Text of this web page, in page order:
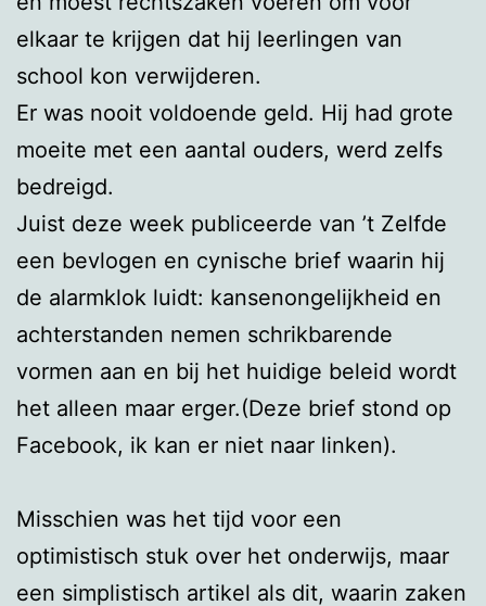
elkaar te krijgen dat hij leerlingen van
school kon verwijderen.
Er was nooit voldoende geld. Hij had grote
moeite met een aantal ouders, werd zelfs
bedreigd.
Juist deze week publiceerde van ’t Zelfde
een bevlogen en cynische brief waarin hij
de alarmklok luidt: kansenongelijkheid en
achterstanden nemen schrikbarende
vormen aan en bij het huidige beleid wordt
het alleen maar erger.(Deze brief stond op
Facebook, ik kan er niet naar linken).
Misschien was het tijd voor een
optimistisch stuk over het onderwijs, maar
een simplistisch artikel als dit, waarin zaken